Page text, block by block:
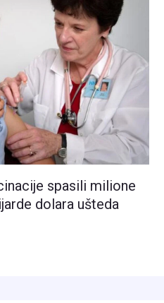
spasili milione
dolara ušteda